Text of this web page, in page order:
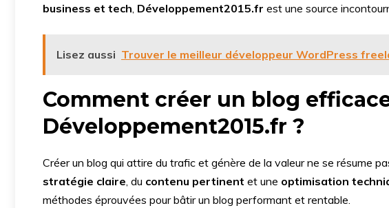
business et tech, Développement2015.fr est une source
Lisez aussi Trouver le meilleur développeur WordPress
Comment créer un blog
Développement2015.fr ?
Créer un blog qui attire du trafic et génère de la valeur ne se résume
stratégie claire, du contenu pertinent et une optimisation
méthodes éprouvées pour bâtir un blog performant et rentable.